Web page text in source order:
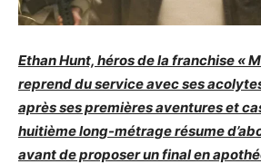
Ethan Hunt, héros de la franchise «
reprend du service avec ses
après ses premières aventures et
huitième long-métrage résume
avant de proposer un final en